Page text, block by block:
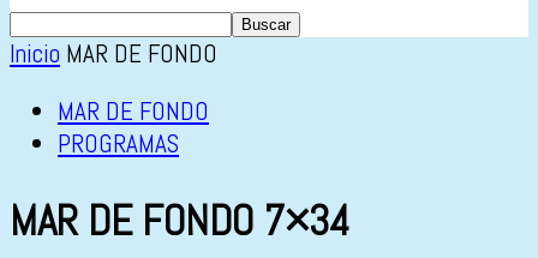
Inicio MAR DE FONDO
MAR DE FONDO
PROGRAMAS
MAR DE FONDO 7×34